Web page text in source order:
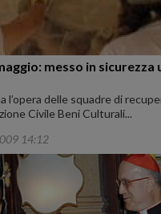
messo in sicurezza
l’opera delle squadre di
Civile Beni Culturali...
14:12